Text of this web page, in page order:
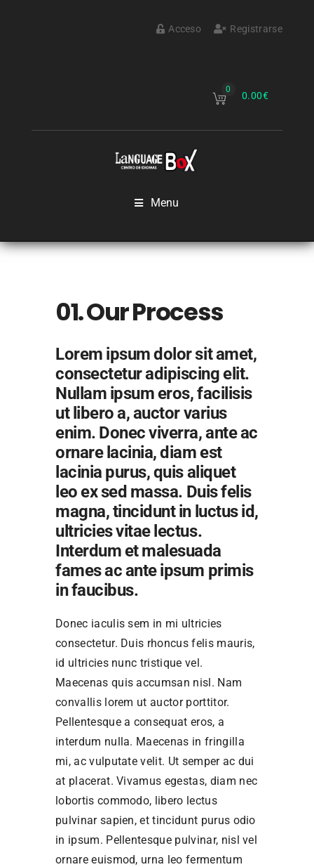
Acceso Registrarse
0
0.00€
Menu
01. Our Process
Lorem ipsum dolor sit amet,
consectetur adipiscing elit.
Nullam ipsum eros, facilisis
ut libero a, auctor varius
enim. Donec viverra, ante ac
ornare lacinia, diam est
lacinia purus, quis aliquet
leo ex sed massa. Duis felis
magna, tincidunt in luctus id,
ultricies vitae lectus.
Interdum et malesuada
fames ac ante ipsum primis
in faucibus.
Donec iaculis sem in mi ultricies
consectetur. Duis rhoncus felis mauris,
id ultricies nunc tristique vel.
Maecenas quis accumsan nisl. Nam
convallis lorem ut auctor porttitor.
Pellentesque a consequat eros, a
interdum nulla. Maecenas in fringilla
mi, ac vulputate velit. Ut semper ac dui
at placerat. Vivamus egestas, diam nec
lobortis commodo, libero lectus
pulvinar sapien, et tincidunt purus odio
in ipsum. Pellentesque pulvinar, nisl vel
ornare euismod, urna leo fermentum